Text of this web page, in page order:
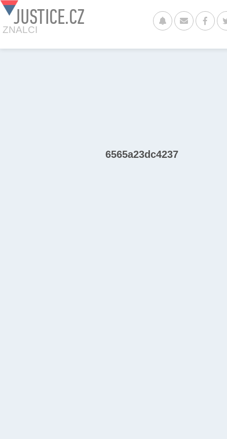
JUSTICE.CZ
ZNALCI
6565a23dc4237